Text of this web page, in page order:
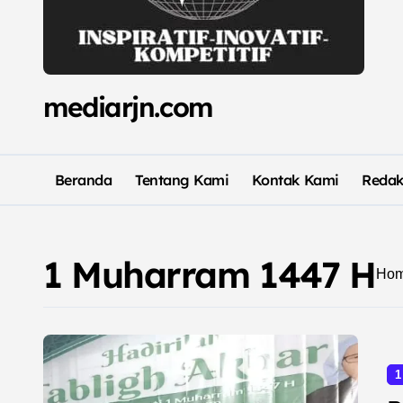
mediarjn.com
Beranda Tentang Kami Kontak Kami
1 Muharram 1447 H